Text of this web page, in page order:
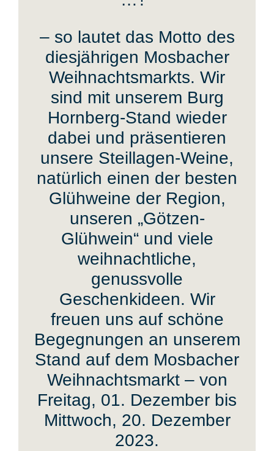
THEMENFÜHRUNGEN
HOCHZEITSKAPELLEN
ANFAHRT
+
PARKEN
FAQ
DATENSCHUTZ
IMPRESSUM
– so lautet das Motto des
diesjährigen Mosbacher
Weihnachtsmarkts. Wir
sind mit unserem Burg
Hornberg-Stand wieder
dabei und präsentieren
unsere Steillagen-Weine,
natürlich einen der besten
Glühweine der Region,
unseren „Götzen-
Glühwein“ und viele
weihnachtliche,
genussvolle
Geschenkideen. Wir
freuen uns auf schöne
Begegnungen an unserem
Stand auf dem Mosbacher
Weihnachtsmarkt – von
Freitag, 01. Dezember bis
Mittwoch, 20. Dezember
2023.